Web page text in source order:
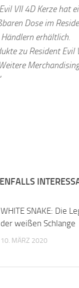
VII 4D Kerze hat
Dose im
erhältlich.
zu Resident Evil
WHITE SNAKE: Die
der weißen Schlange
10. MÄRZ 2020